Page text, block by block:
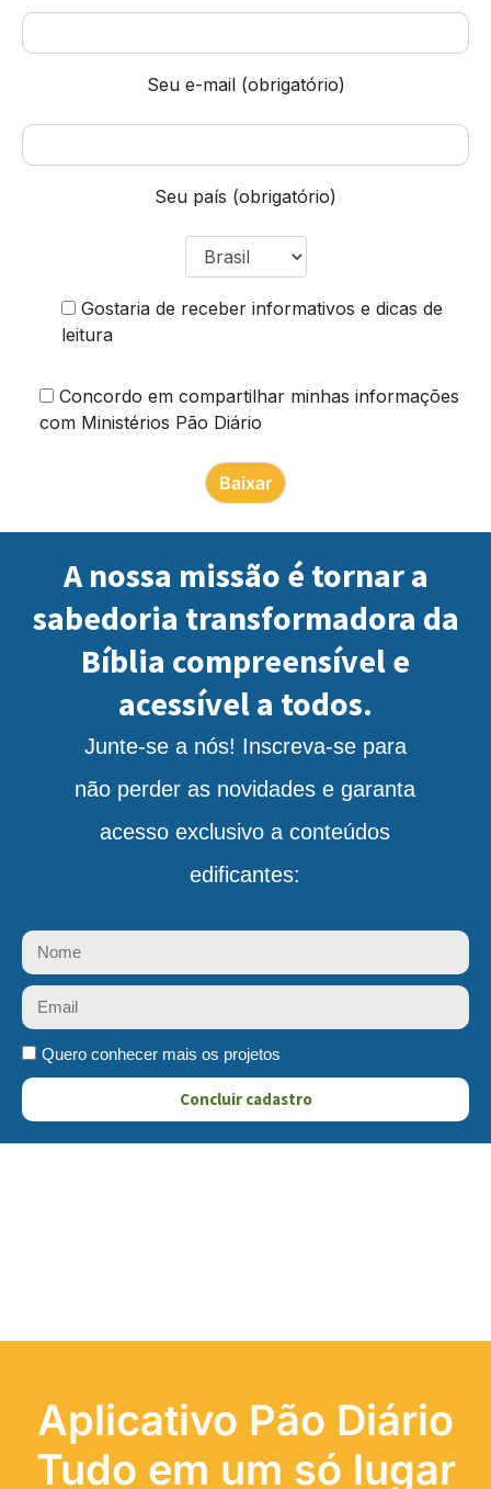
Seu e-mail (obrigatório)
Seu país (obrigatório)
Gostaria de receber informativos e dicas de
leitura
Concordo em compartilhar minhas informações
com Ministérios Pão Diário
A nossa missão é tornar a
sabedoria transformadora da
Bíblia compreensível e
acessível a todos.
Junte-se a nós! Inscreva-se para
não perder as novidades e garanta
acesso exclusivo a conteúdos
edificantes:
Quero conhecer mais os projetos
Concluir cadastro
Aplicativo Pão Diário
Tudo em um só lugar